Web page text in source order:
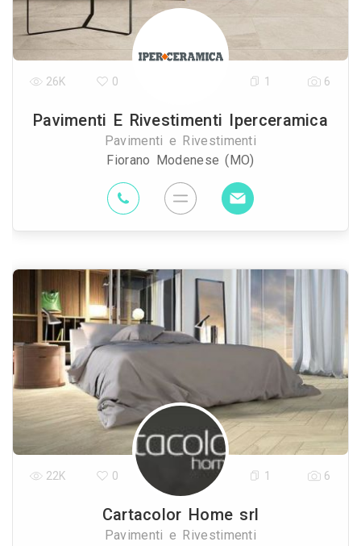
Pavimenti E Rivestimenti Iperceramica
Pavimenti e Rivestimenti
Fiorano Modenese (MO)
26K 0 1 6
Cartacolor Home srl
Pavimenti e Rivestimenti
22K 0 1 6